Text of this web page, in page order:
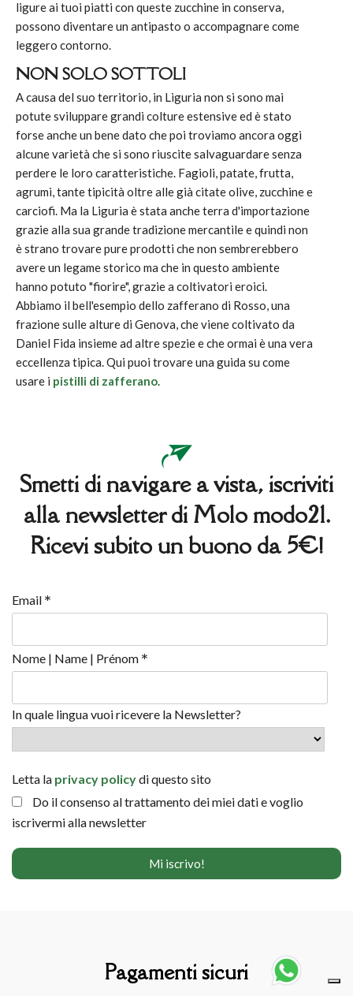
ligure ai tuoi piatti con queste zucchine in conserva,
possono diventare un antipasto o accompagnare come
leggero contorno.
NON SOLO SOTTOLI
A causa del suo territorio, in Liguria non si sono mai
potute sviluppare grandi colture estensive ed è stato
forse anche un bene dato che poi troviamo ancora oggi
alcune varietà che si sono riuscite salvaguardare senza
perdere le loro caratteristiche. Fagioli, patate, frutta,
agrumi, tante tipicità oltre alle già citate olive, zucchine e
carciofi. Ma la Liguria è stata anche terra d'importazione
grazie alla sua grande tradizione mercantile e quindi non
è strano trovare pure prodotti che non sembrerebbero
avere un legame storico ma che in questo ambiente
hanno potuto "fiorire", grazie a coltivatori eroici.
Abbiamo il bell'esempio dello zafferano di Rosso, una
frazione sulle alture di Genova, che viene coltivato da
Daniel Fida insieme ad altre spezie e che ormai è una vera
eccellenza tipica. Qui puoi trovare una guida su come
usare i pistilli di zafferano.
Smetti di navigare a vista, iscriviti
alla newsletter di Molo modo21.
Ricevi subito un buono da 5€!
Email *
Nome | Name | Prénom *
In quale lingua vuoi ricevere la Newsletter?
Letta la privacy policydi questo sito
Do il consenso al trattamento dei miei dati e voglio
iscrivermi alla newsletter
Pagamenti sicuri